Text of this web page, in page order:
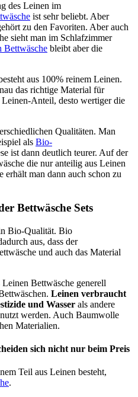
des Leinen im
ist sehr beliebt. Aber
zu den Favoriten. Aber auch
sieht man im Schlafzimmer
Bettwäsche bleibt aber die
aus 100% reinem Leinen.
das richtige Material für
Anteil, desto wertiger die
Qualitäten. Man
als Bio-
ist dann deutlich teurer. Auf der
die nur anteilig aus Leinen
erhält man dann auch schon zu
Bettwäsche Sets
Bio-Qualität. Bio
aus, dass der
und auch das Material
Leinen Bettwäsche generell
Leinen verbraucht
und Wasser als andere
werden. Auch Baumwolle
Materialien.
sich nicht nur beim Preis
Teil aus Leinen besteht,
.